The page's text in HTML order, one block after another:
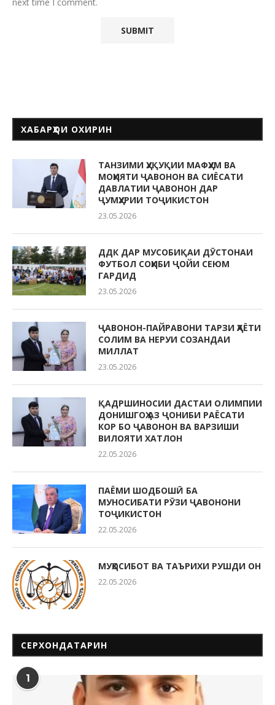
ХАБАРҲОИ ОХИРИН
ТАНЗИМИ ҲУҚУҚИИ МАФҲУМ ВА
МОҲИЯТИ ҶАВОНОН ВА СИЁСАТИ
ДАВЛАТИИ ҶАВОНОН ДАР
ҶУМҲУРИИ ТОҶИКИСТОН
23.05.2026
ДДК ДАР МУСОБИҚАИ ДӮСТОНАИ
ФУТБОЛ СОҲИБИ ҶОЙИ СЕЮМ
ГАРДИД
23.05.2026
ҶАВОНОН-ПАЙРАВОНИ ТАРЗИ ҲАЁТИ
СОЛИМ ВА НЕРУИ СОЗАНДАИ
МИЛЛАТ
23.05.2026
ҚАДРШИНОСИИ ДАСТАИ ОЛИМПИИ
ДОНИШГОҲ АЗ ҶОНИБИ РАЁСАТИ
КОР БО ҶАВОНОН ВА ВАРЗИШИ
ВИЛОЯТИ ХАТЛОН
22.05.2026
ПАЁМИ ШОДБОШӢ БА
МУНОСИБАТИ РӮЗИ ҶАВОНОНИ
ТОҶИКИСТОН
22.05.2026
МУҲОСИБОТ ВА ТАЪРИХИ РУШДИ ОН
22.05.2026
СЕРХОНДАТАРИН
1